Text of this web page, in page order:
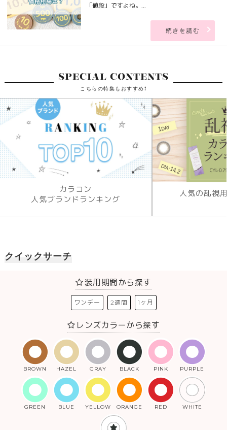
「値段」ですよね。...
続きを読む
SPECIAL CONTENTS
こちらの特集もおすすめ!
カラコン
人気ブランドランキング
人気の乱視
クイックサーチ
装用期間から探す
ワンデー 2週間 1ヶ月
レンズカラーから探す
BROWN HAZEL GRAY BLACK PINK PURPLE
GREEN BLUE YELLOW ORANGE RED WHITE